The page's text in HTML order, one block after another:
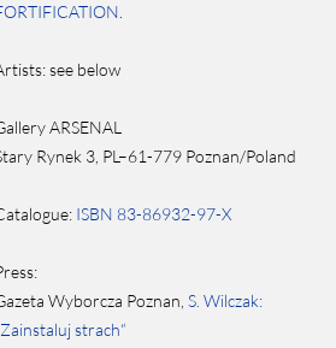
see below
ARSENAL
Rynek 3, PL–61-779 Poznan/Poland
ISBN 83-86932-97-X
Wyborcza Poznan,S. Wilczak:
„Zainstaluj strach“